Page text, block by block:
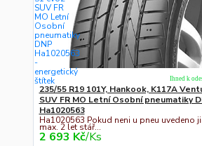
235/55 R19 101Y, Hankook, K117A
SUV FR MO Letní Osobní pneumatiky
Ha1020563
Ha1020563 Pokud neni u pneu uvedeno
max. 2 let stář...
2 693 Kč/Ks
Ihned k